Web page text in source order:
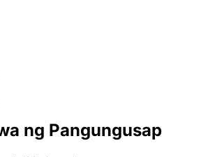
ng Pangungusap